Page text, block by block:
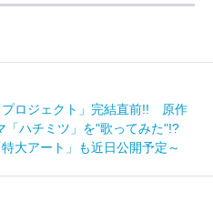
プロジェクト」完結直前!! 原作
「ハチミツ」を"歌ってみた"!?
大アート」も近日公開予定～